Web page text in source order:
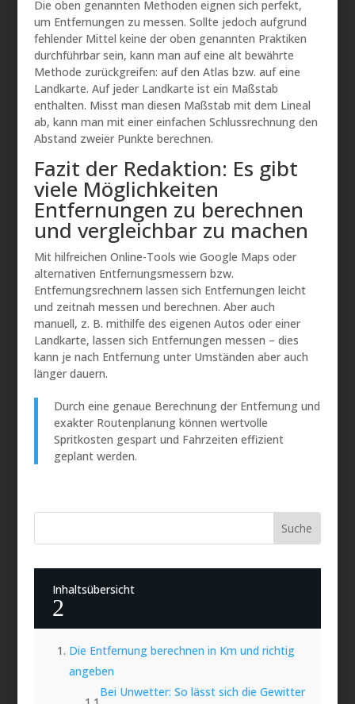
Die oben genannten Methoden eignen sich perfekt,
um Entfernungen zu messen. Sollte jedoch aufgrund
fehlender Mittel keine der oben genannten Praktiken
durchführbar sein, kann man auf eine alt bewährte
Methode zurückgreifen: auf den Atlas bzw. auf eine
Landkarte. Auf jeder Landkarte ist ein Maßstab
enthalten. Misst man diesen Maßstab mit dem Lineal
ab, kann man mit einer einfachen Schlussrechnung den
Abstand zweier Punkte berechnen.
Fazit der Redaktion: Es gibt
viele Möglichkeiten
Entfernungen zu berechnen
und vergleichbar zu machen
Mit hilfreichen Online-Tools wie Google Maps oder
alternativen Entfernungsmessern bzw.
Entfernungsrechnern lassen sich Entfernungen leicht
und zeitnah messen und berechnen. Aber auch
manuell, z. B. mithilfe des eigenen Autos oder einer
Landkarte, lassen sich Entfernungen messen – dies
kann je nach Entfernung unter Umständen aber auch
länger dauern.
Durch eine genaue Berechnung der Entfernung und
exakter Routenplanung können wertvolle
Spritkosten gespart und Fahrzeiten effizient
geplant werden.
Inhaltsübersicht
2
Die Entfernung berechnen in Km und richtig
angeben
Bei Unwetter: So lässt sich die Gewitter